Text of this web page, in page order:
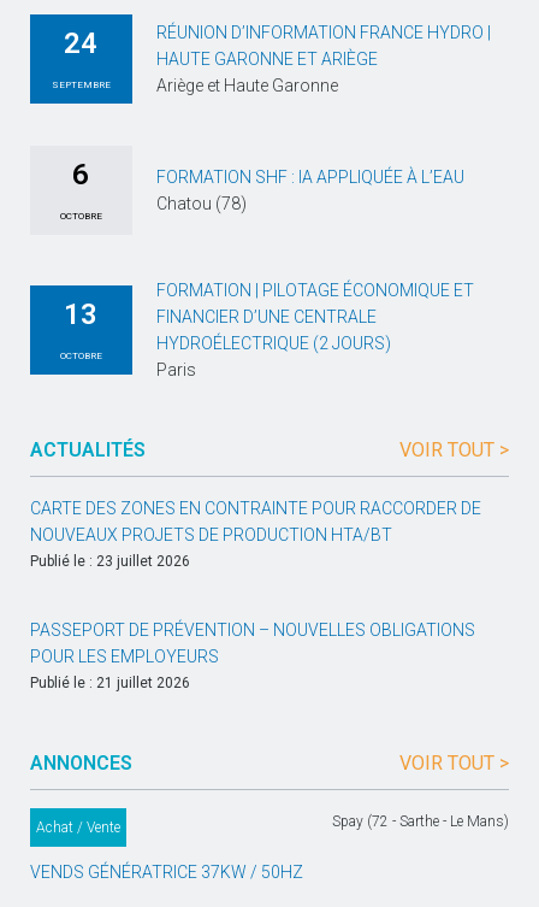
24
SEPTEMBRE
RÉUNION D’INFORMATION FRANCE HYDRO |
HAUTE GARONNE ET ARIÈGE
Ariège et Haute Garonne
6
OCTOBRE
FORMATION SHF : IA APPLIQUÉE À L’EAU
Chatou (78)
13
OCTOBRE
FORMATION | PILOTAGE ÉCONOMIQUE ET
FINANCIER D’UNE CENTRALE
HYDROÉLECTRIQUE (2 JOURS)
Paris
ACTUALITÉS VOIR TOUT >
CARTE DES ZONES EN CONTRAINTE POUR RACCORDER DE
NOUVEAUX PROJETS DE PRODUCTION HTA/BT
Publié le : 23 juillet 2026
PASSEPORT DE PRÉVENTION – NOUVELLES OBLIGATIONS
POUR LES EMPLOYEURS
Publié le : 21 juillet 2026
ANNONCES VOIR TOUT >
Achat / Vente Spay (72 - Sarthe - Le Mans)
VENDS GÉNÉRATRICE 37KW / 50HZ